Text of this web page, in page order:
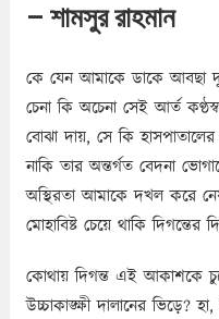
– শামসুর রাহমান
কে যেন আমাকে ডাকে আবছা
চেনা কি অচেনা সেই আর্ত
বোঝা দায়, সে কি
নাকি তার অন্তর্গত বেদনা
অস্থিরতা আমাকে দখল করে
মোহাবিষ্ট চেয়ে থাকি দিগন্তের
কোথায় দিগন্ত এই আকাশকে
উচ্চাকাঙ্ক্ষী দালানের ভিড়ে?